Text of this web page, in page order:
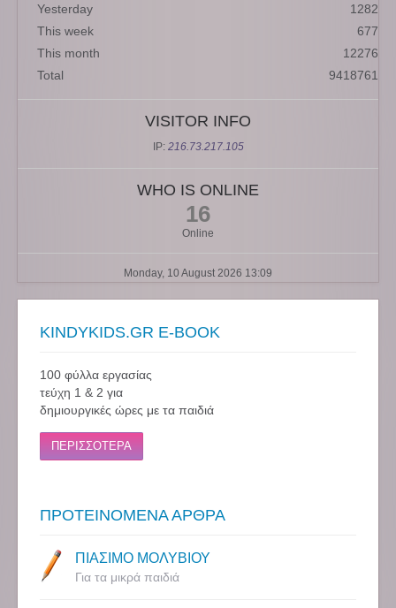
Yesterday
1282
This week
677
This month
12276
Total
9418761
VISITOR INFO
IP: 216.73.217.105
WHO IS ONLINE
16
Online
Monday, 10 August 2026 13:09
KINDYKIDS.GR E-BOOK
100 φύλλα εργασίας
τεύχη 1 & 2 για
δημιουργικές ώρες με τα παιδιά
ΠΕΡΙΣΣΟΤΕΡΑ
ΠΡΟΤΕΙΝΟΜΕΝΑ ΑΡΘΡΑ
ΠΙΑΣΙΜΟ ΜΟΛΥΒΙΟΥ
Για τα μικρά παιδιά